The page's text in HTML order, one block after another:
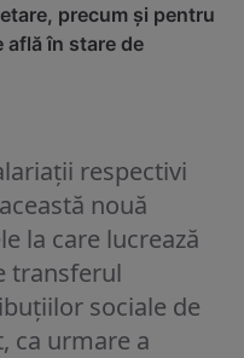
precum și pentru
află în stare de
respectivi
nouă
la care lucrează
transferul
sociale de
ca urmare a